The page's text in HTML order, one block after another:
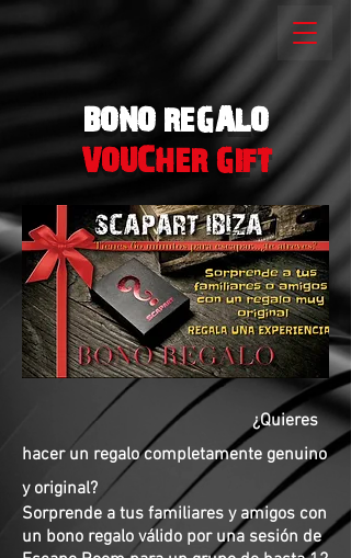
BONO REGALO
VOUCHER GIFT
¿Quieres
hacer un regalo completamente genuino
y original?
Sorprende a tus familiares y amigos con
un bono regalo válido por una sesión de